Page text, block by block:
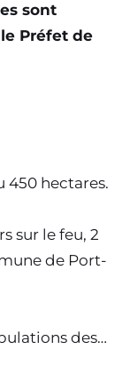
sont
Préfet de
450 hectares.
sur le feu, 2
de Port-
des…